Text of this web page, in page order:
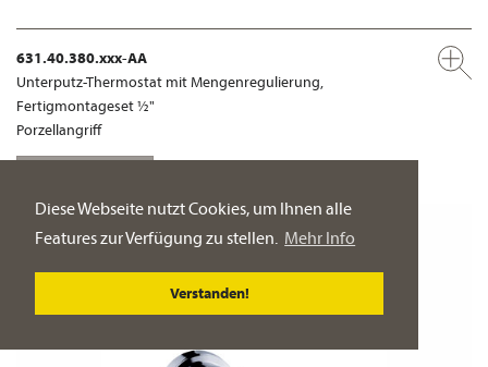
Diese Webseite nutzt Cookies, um Ihnen alle
Features zur Verfügung zu stellen. Mehr Info
Verstanden!
631.40.380.xxx-AA
Unterputz-Thermostat mit Mengenregulierung,
Fertigmontageset ½"
Porzellangriff